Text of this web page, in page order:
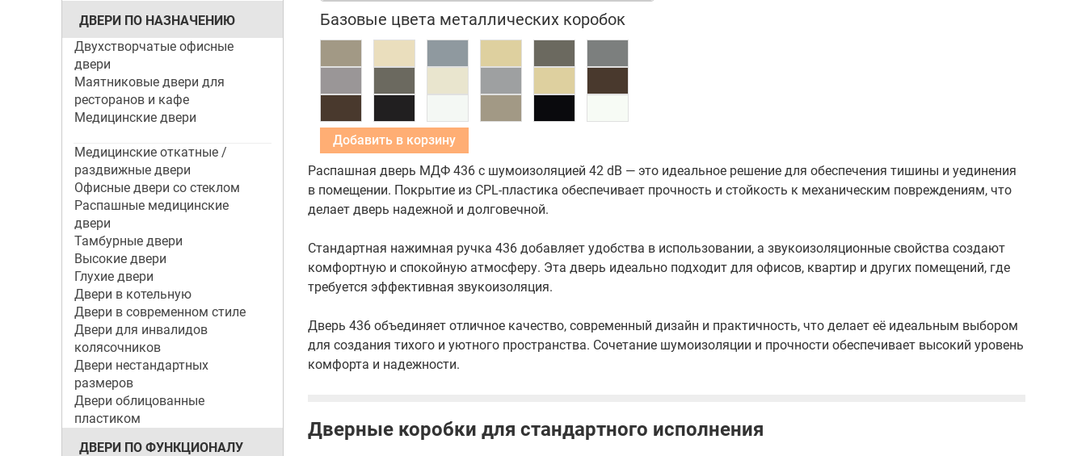
ДВЕРИ ПО НАЗНАЧЕНИЮ
Двухстворчатые офисные
двери
Маятниковые двери для
ресторанов и кафе
Медицинские двери
Медицинские откатные /
раздвижные двери
Офисные двери со стеклом
Распашные медицинские
двери
Тамбурные двери
Высокие двери
Глухие двери
Двери в котельную
Двери в современном стиле
Двери для инвалидов
колясочников
Двери нестандартных
размеров
Двери облицованные
пластиком
ДВЕРИ ПО ФУНКЦИОНАЛУ
Базовые цвета металлических коробок
Добавить в корзину
Распашная дверь МДФ 436 с шумоизоляцией 42 dB — это идеальное решение для обеспечения тишины и уединения
в помещении. Покрытие из CPL-пластика обеспечивает прочность и стойкость к механическим повреждениям, что
делает дверь надежной и долговечной.
Стандартная нажимная ручка 436 добавляет удобства в использовании, а звукоизоляционные свойства создают
комфортную и спокойную атмосферу. Эта дверь идеально подходит для офисов, квартир и других помещений, где
требуется эффективная звукоизоляция.
Дверь 436 объединяет отличное качество, современный дизайн и практичность, что делает её идеальным выбором
для создания тихого и уютного пространства. Сочетание шумоизоляции и прочности обеспечивает высокий уровень
комфорта и надежности.
Дверные коробки для стандартного исполнения